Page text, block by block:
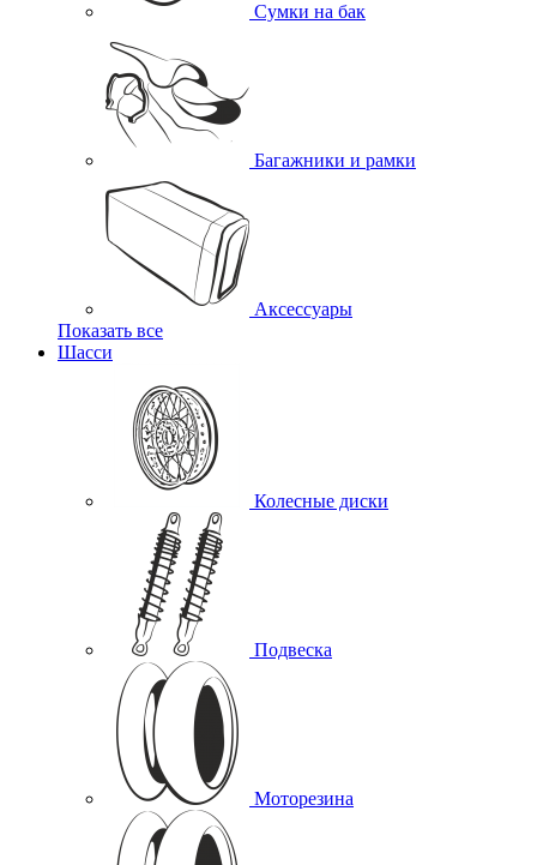
Сумки на бак
Багажники и рамки
Аксессуары
Показать все
Шасси
Колесные диски
Подвеска
Моторезина